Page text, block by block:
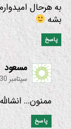
به هرحال
بشه
پاسخ
مسعود:
سپتامبر 30, 2012 در 00:13
ممنون…
پاسخ